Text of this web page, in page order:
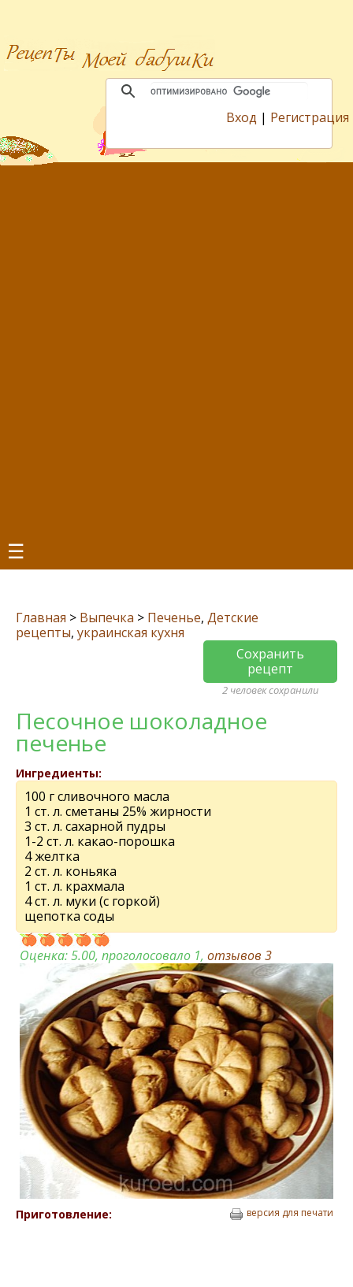
Вход | Регистрация
☰
Главная > Выпечка > Печенье, Детские
рецепты, украинская кухня
Сохранить
рецепт
2 человек сохранили
Песочное шоколадное
печенье
Ингредиенты:
100 г сливочного масла
1 ст. л. сметаны 25% жирности
3 ст. л. сахарной пудры
1-2 ст. л. какао-порошка
4 желтка
2 ст. л. коньяка
1 ст. л. крахмала
4 ст. л. муки (с горкой)
щепотка соды
Оценка:5.00, проголосовало 1, отзывов 3
Приготовление: версия для печати